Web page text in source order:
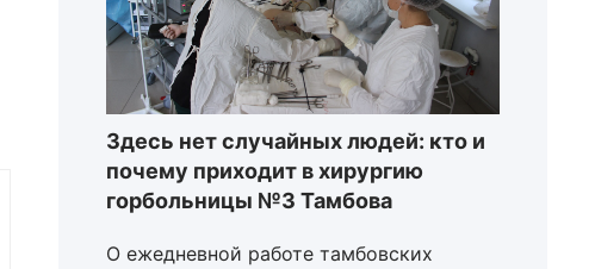
Здесь нет случайных людей: кто и
почему приходит в хирургию
горбольницы №3 Тамбова
О ежедневной работе тамбовских